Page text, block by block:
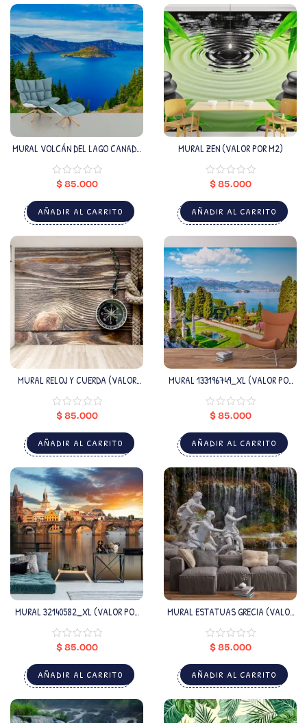
MURAL VOLCÁN DEL LAGO CANADÁ
$85.000
AÑADIR AL CARRITO
MURAL ZEN (VALOR POR M2)
$85.000
AÑADIR AL CARRITO
MURAL RELOJ Y CUERDA (VALOR
$85.000
AÑADIR AL CARRITO
MURAL 133196749_XL (VALOR POR
$85.000
AÑADIR AL CARRITO
MURAL 32140582_XL (VALOR POR
$85.000
AÑADIR AL CARRITO
MURAL ESTATUAS GRECIA (VALOR
$85.000
AÑADIR AL CARRITO